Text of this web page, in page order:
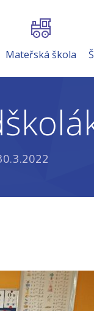
Mateřská škola